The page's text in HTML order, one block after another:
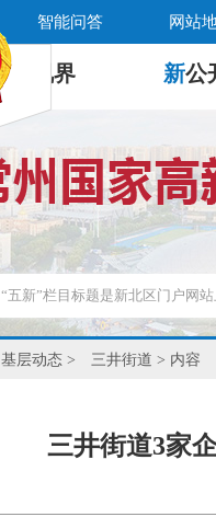
智能问答 网站
新 视界 新公
基层动态 > 三井街道 > 内容
三井街道3家